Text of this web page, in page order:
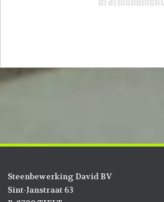
Steenbewerking David BV
Sint-Janstraat 63